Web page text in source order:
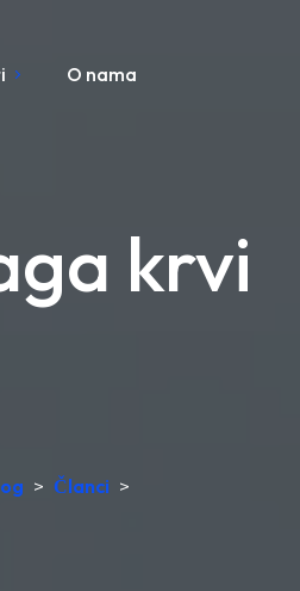
O nama
krvi
> Članci >